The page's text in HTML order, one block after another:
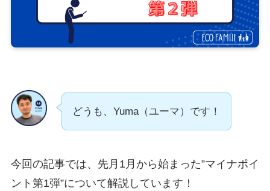
どうも、Yuma（ユーマ）です！
今回の記事では、先月1月から始まった”マイナポイ
ント第1弾”について解説しています！